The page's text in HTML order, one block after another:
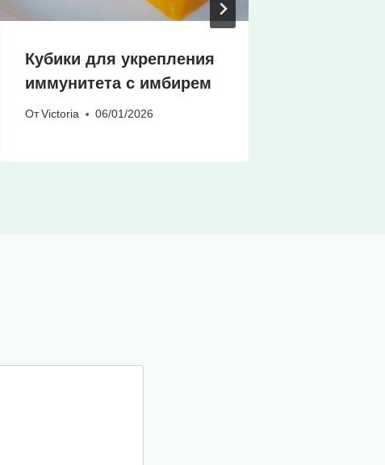
Кубики для укрепления
иммунитета с имбирем
От Victoria 06/01/2026